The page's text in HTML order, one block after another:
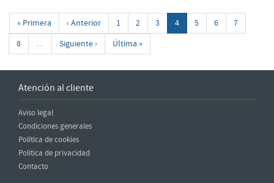
« Primera ‹ Anterior 1 2 3 4 5 6
7
8
… Siguiente › Última »
Atención al cliente
Aviso legal
Condiciones generales
Política de cookies
Política de privacidad
Contacto